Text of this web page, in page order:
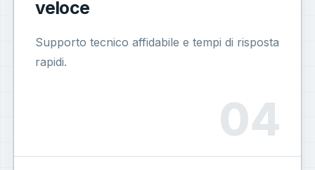
veloce
Supporto tecnico affidabile e tempi di risposta
rapidi.